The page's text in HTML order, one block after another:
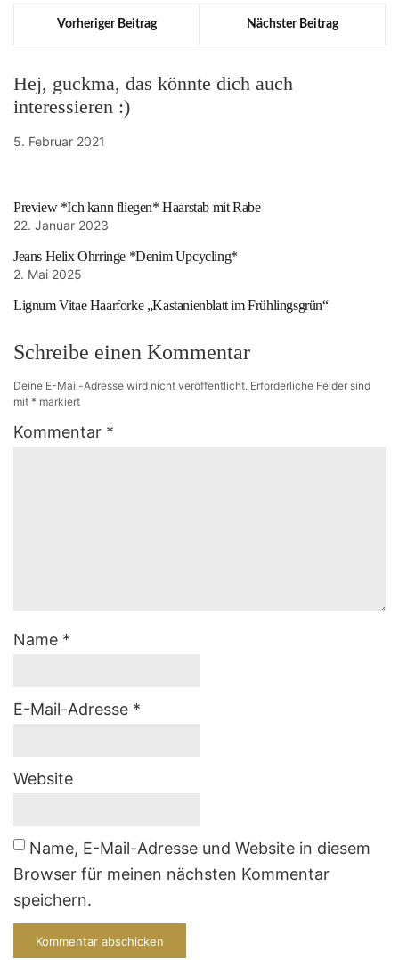
Vorheriger Beitrag Nächster Beitrag
Hej, guckma, das könnte dich auch
interessieren :)
5. Februar 2021
Preview *Ich kann fliegen* Haarstab mit Rabe
22. Januar 2023
Jeans Helix Ohrringe *Denim Upcycling*
2. Mai 2025
Lignum Vitae Haarforke „Kastanienblatt im Frühlingsgrün“
Schreibe einen Kommentar
Deine E-Mail-Adresse wird nicht veröffentlicht. Erforderliche Felder sind
mit * markiert
Kommentar *
Name *
E-Mail-Adresse *
Website
Name, E-Mail-Adresse und Website in diesem
Browser für meinen nächsten Kommentar
speichern.